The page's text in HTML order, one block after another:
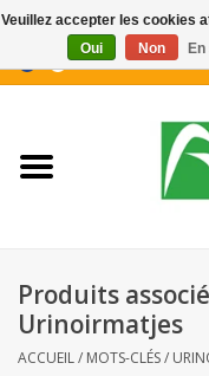
Nouveautés
Biscuits pour le café
Produits
Urinoirmatjes
ACCUEIL/ MOTS-CLÉS/
Veuillez accepter les cookies
Oui
Non